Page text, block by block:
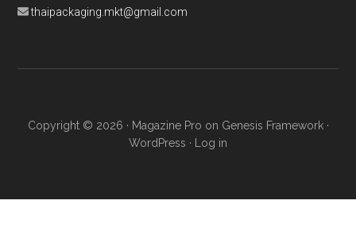
thaipackaging.mkt@gmail.com
Copyright © 2026 · Magazine Pro on Genesis Framework·
WordPress · Log in